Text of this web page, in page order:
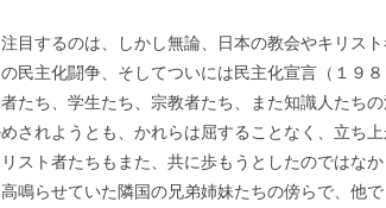
目するのは、しかし無論、日本の教会やキリス
民主化闘争、そしてついには民主化宣言（１９
たち、学生たち、宗教者たち、また知識人たち
されようとも、かれらは屈することなく、立ち
スト者たちもまた、共に歩もうとしたのではな
鳴らせていた隣国の兄弟姉妹たちの傍らで、他